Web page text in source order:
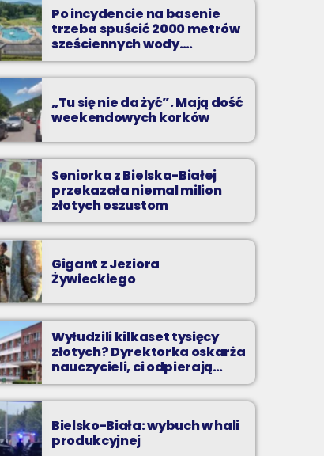
Podbeskidziu! Konkursy, akcje radiowe,
rozmowy i oczywiście - starannie
wyselekcjonowane przeboje non-stop!
Po incydencie na basenie
trzeba spuścić 2000 metrów
sześciennych wody.
„Ogromne koszty i ogromna
praca”
„Tu się nie da żyć”. Mają dość
weekendowych korków
Seniorka z Bielska-Białej
przekazała niemal milion
złotych oszustom
Gigant z Jeziora
Żywieckiego
Wyłudzili kilkaset tysięcy
złotych? Dyrektorka oskarża
nauczycieli, ci odpierają
zarzuty
Bielsko-Biała: wybuch w hali
produkcyjnej